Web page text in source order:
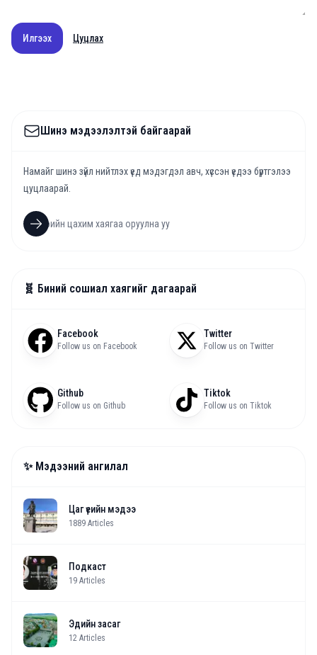
Илгээх Цуцлах
Шинэ мэдээлэлтэй байгаарай
Намайг шинэ зүйл нийтлэх үед мэдэгдэл авч, хүссэн үедээ бүртгэлээ
цуцлаарай.
🧬 Биний сошиал хаягийг дагаарай
Facebook
Follow us on Facebook
Twitter
Follow us on Twitter
Github
Follow us on Github
Tiktok
Follow us on Tiktok
✨ Мэдээний ангилал
Цаг үеийн мэдээ
1889 Articles
Подкаст
19 Articles
Эдийн засаг
12 Articles